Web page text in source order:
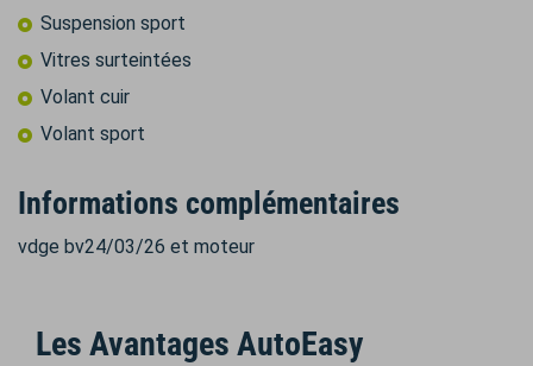
Suspension sport
Vitres surteintées
Volant cuir
Volant sport
Informations complémentaires
vdge bv24/03/26 et moteur
Les Avantages AutoEasy